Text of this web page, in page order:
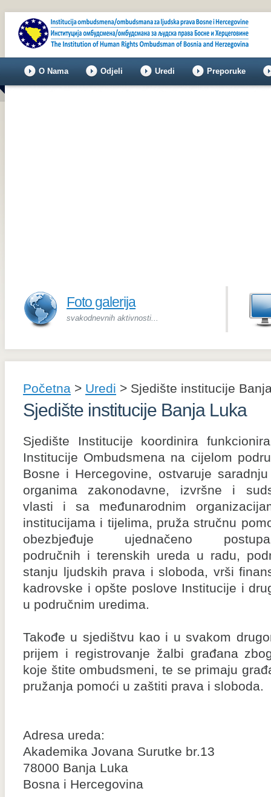
O Nama Odjeli Uredi Preporuke
Foto galerija
svakodnevnih aktivnosti...
Početna > Uredi > Sjedište institucije
Sjedište institucije Banja Luka
Sjedište Institucije koordinira
Institucije Ombudsmena na cijelom
Bosne i Hercegovine, ostvaruje
organima zakonodavne, izvršne i
vlasti i sa međunarodnim
institucijama i tijelima, pruža stručnu
obezbjeđuje ujednačeno
područnih i terenskih ureda u radu,
stanju ljudskih prava i sloboda, vrši
kadrovske i opšte poslove Institucije i
u područnim uredima.
Takođe u sjedištvu kao i u svakom
prijem i registrovanje žalbi građana
koje štite ombudsmeni, te se primaju
pružanja pomoći u zaštiti prava i sloboda.
Adresa ureda:
Akademika Jovana Surutke br.13
78000 Banja Luka
Bosna i Hercegovina